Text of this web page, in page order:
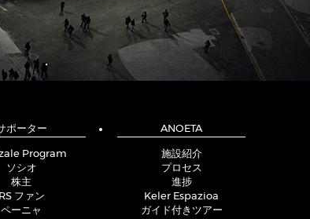
ポーター
Program
ソシオ
株主
RS ファン
ペーニャ
ANOETA
施設紹介
プロセス
進捗
Keler Espazioa
ガイド付きツアー